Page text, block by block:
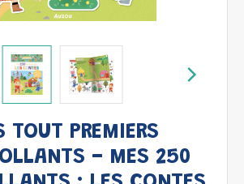
TOUT PREMIERS
- MES 250